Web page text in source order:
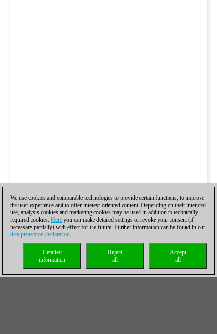
We use cookies and comparable technologies to provide certain functions, to improve
the user experience and to offer interest-oriented content. Depending on their intended
use, analysis cookies and marketing cookies may be used in addition to technically
required cookies. Here you can make detailed settings or revoke your consent (if
necessary partially) with effect for the future. Further information can be found in our
data protection declaration.
Accept
all
Reject
all
Detailed
information